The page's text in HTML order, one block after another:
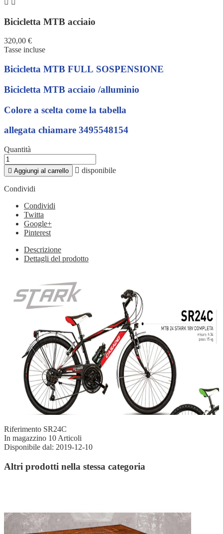
Bicicletta MTB acciaio
320,00 €
Tasse incluse
Bicicletta MTB FULL SOSPENSIONE
Bicicletta MTB acciaio /alluminio
Colore a scelta come la tabella
allegata chiamare 3495548154
Quantità
 Aggiungi al carrello  disponibile
Condividi
Condividi
Twitta
Google+
Pinterest
Descrizione
Dettagli del prodotto
Riferimento SR24C
In magazzino 10 Articoli
Disponibile dal: 2019-12-10
Altri prodotti nella stessa categoria